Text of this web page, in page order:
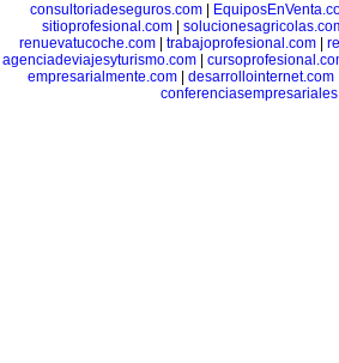
consultoriadeseguros.com|
sitioprofesional.com
renuevatucoche.com
trabajoprofesional.com
agenciadeviajesyturismo.com
empresarialmente.com
desarrollointernet.com